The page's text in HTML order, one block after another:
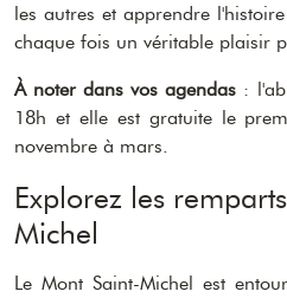
les autres et apprendre
chaque fois un véritable plaisir
À noter dans vos agendas :
18h et elle est gratuite le
novembre à mars.
Explorez les
Michel
Le Mont Saint-Michel est